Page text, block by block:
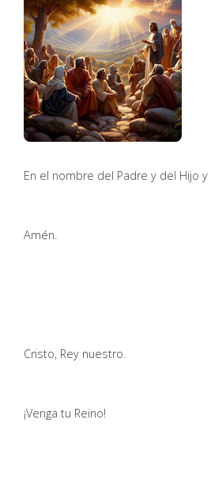
En el nombre del Padre y del Hijo
Amén.
Cristo, Rey nuestro.
¡Venga tu Reino!